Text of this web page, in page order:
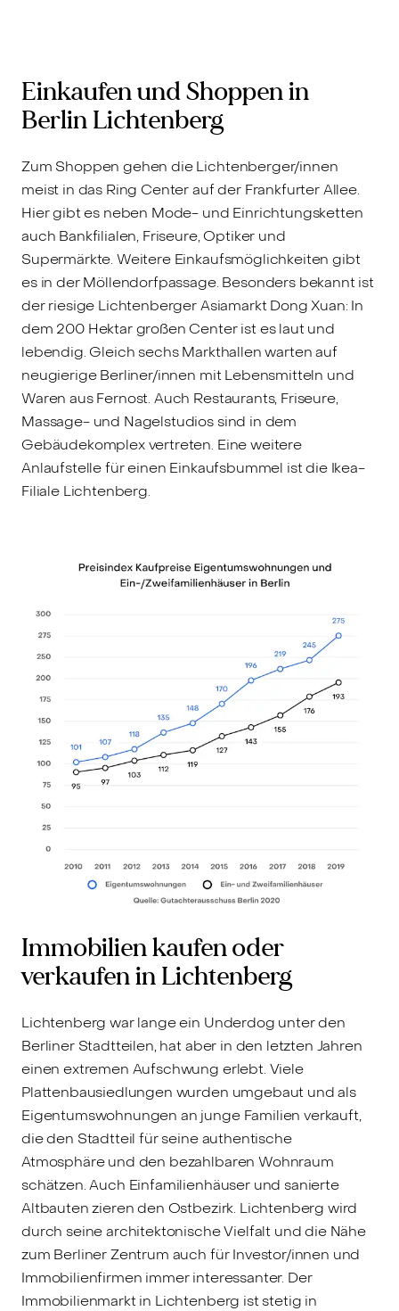
Einkaufen und Shoppen in
Berlin Lichtenberg
Zum Shoppen gehen die Lichtenberger/innen
meist in das Ring Center auf der Frankfurter Allee.
Hier gibt es neben Mode- und Einrichtungsketten
auch Bankfilialen, Friseure, Optiker und
Supermärkte. Weitere Einkaufsmöglichkeiten gibt
es in der Möllendorfpassage. Besonders bekannt ist
der riesige Lichtenberger Asiamarkt Dong Xuan: In
dem 200 Hektar großen Center ist es laut und
lebendig. Gleich sechs Markthallen warten auf
neugierige Berliner/innen mit Lebensmitteln und
Waren aus Fernost. Auch Restaurants, Friseure,
Massage- und Nagelstudios sind in dem
Gebäudekomplex vertreten. Eine weitere
Anlaufstelle für einen Einkaufsbummel ist die Ikea-
Filiale Lichtenberg.
Immobilien kaufen oder
verkaufen in Lichtenberg
Lichtenberg war lange ein Underdog unter den
Berliner Stadtteilen, hat aber in den letzten Jahren
einen extremen Aufschwung erlebt. Viele
Plattenbausiedlungen wurden umgebaut und als
Eigentumswohnungen an junge Familien verkauft,
die den Stadtteil für seine authentische
Atmosphäre und den bezahlbaren Wohnraum
schätzen. Auch Einfamilienhäuser und sanierte
Altbauten zieren den Ostbezirk. Lichtenberg wird
durch seine architektonische Vielfalt und die Nähe
zum Berliner Zentrum auch für Investor/innen und
Immobilienfirmen immer interessanter. Der
Immobilienmarkt in Lichtenberg ist stetig in